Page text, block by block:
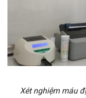
Xét nghiệm máu